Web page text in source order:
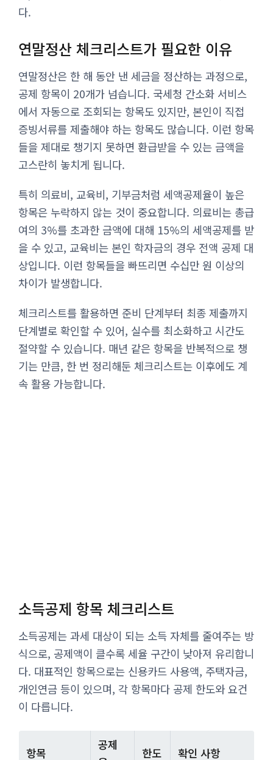
다.
연말정산 체크리스트가 필요한 이유
연말정산은 한 해 동안 낸 세금을 정산하는 과정으로,
공제 항목이 20개가 넘습니다. 국세청 간소화 서비스
에서 자동으로 조회되는 항목도 있지만, 본인이 직접
증빙서류를 제출해야 하는 항목도 많습니다. 이런 항목
들을 제대로 챙기지 못하면 환급받을 수 있는 금액을
고스란히 놓치게 됩니다.
특히 의료비, 교육비, 기부금처럼 세액공제율이 높은
항목은 누락하지 않는 것이 중요합니다. 의료비는 총급
여의 3%를 초과한 금액에 대해 15%의 세액공제를 받
을 수 있고, 교육비는 본인 학자금의 경우 전액 공제 대
상입니다. 이런 항목들을 빠뜨리면 수십만 원 이상의
차이가 발생합니다.
체크리스트를 활용하면 준비 단계부터 최종 제출까지
단계별로 확인할 수 있어, 실수를 최소화하고 시간도
절약할 수 있습니다. 매년 같은 항목을 반복적으로 챙
기는 만큼, 한 번 정리해둔 체크리스트는 이후에도 계
속 활용 가능합니다.
소득공제 항목 체크리스트
소득공제는 과세 대상이 되는 소득 자체를 줄여주는 방
식으로, 공제액이 클수록 세율 구간이 낮아져 유리합니
다. 대표적인 항목으로는 신용카드 사용액, 주택자금,
개인연금 등이 있으며, 각 항목마다 공제 한도와 요건
이 다릅니다.
항목
공제
한도 확인 사항